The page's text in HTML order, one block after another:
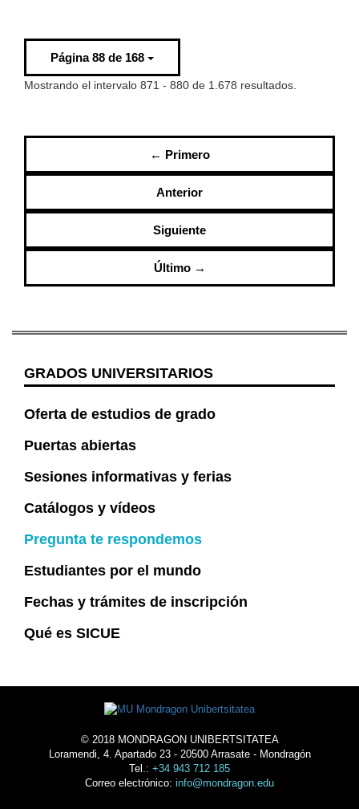
Página 88 de 168
Mostrando el intervalo 871 - 880 de 1.678 resultados.
← Primero
Anterior
Siguiente
Último →
GRADOS UNIVERSITARIOS
Oferta de estudios de grado
Puertas abiertas
Sesiones informativas y ferias
Catálogos y vídeos
Pregunta te respondemos
Estudiantes por el mundo
Fechas y trámites de inscripción
Qué es SICUE
© 2018 MONDRAGON UNIBERTSITATEA
Loramendi, 4. Apartado 23 - 20500 Arrasate - Mondragón
Tel.: +34 943 712 185
Correo electrónico: info@mondragon.edu